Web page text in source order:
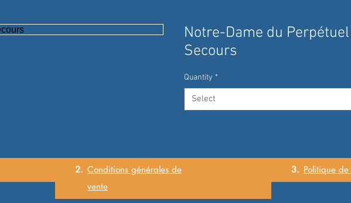
Notre-Dame du Perpétuel
Secours
Quantity *
Select
2. Conditions générales de
vente
3. Politique de